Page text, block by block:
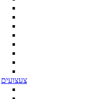
צעצועים